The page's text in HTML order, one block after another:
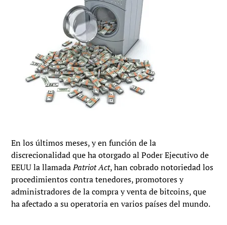
En los últimos meses, y en función de la
discrecionalidad que ha otorgado al Poder Ejecutivo de
EEUU la llamadaPatriot Act, han cobrado notoriedad los
procedimientos contra tenedores, promotores y
administradores de la compra y venta de bitcoins, que
ha afectado a su operatoria en varios países del mundo.